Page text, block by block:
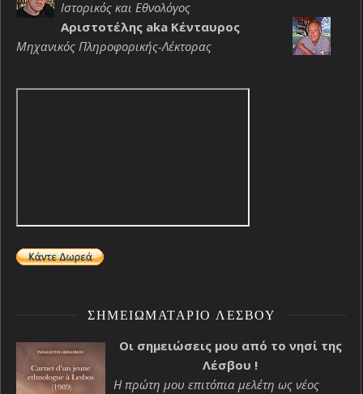
Ιστορικός και Εθνολόγος
Αριστοτέλης aka Κένταυρος
Μηχανικός Πληροφορικής-Λέκτορας
ΣΗΜΕΙΩΜΑΤΆΡΙΟ ΛΈΣΒΟΥ
Οι σημειώσεις μου από το νησί της
Λέσβου !
Η πρώτη μου επιτόπια μελέτη ως νέος